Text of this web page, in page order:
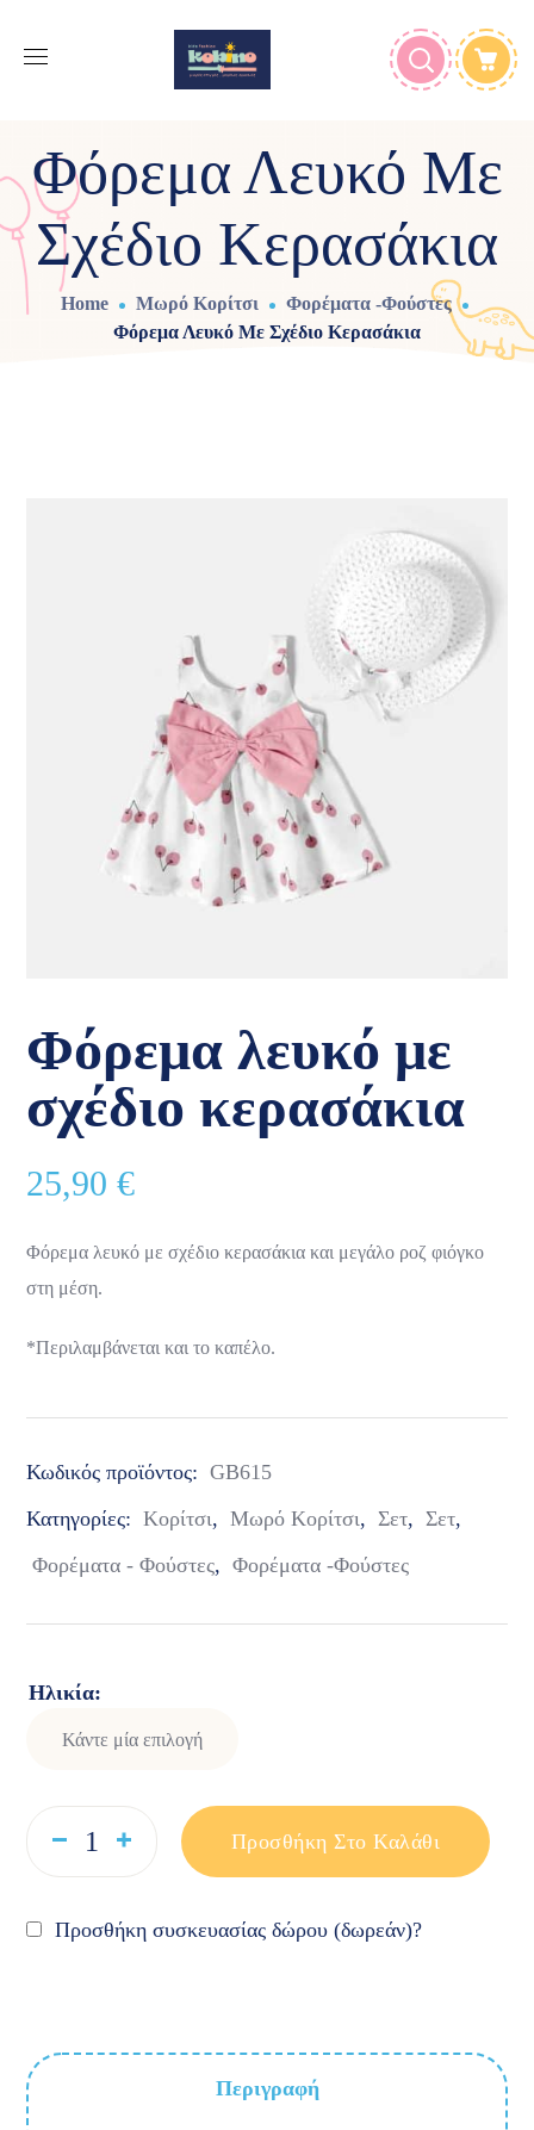
Φόρεμα Λευκό Με
Σχέδιο Κερασάκια
Home Μωρό Κορίτσι
Φορέματα -Φούστες
Φόρεμα Λευκό Με Σχέδιο Κερασάκια
Φόρεμα λευκό με
σχέδιο κερασάκια
25,90€
Φόρεμα λευκό με σχέδιο κερασάκια και μεγάλο ροζ φιόγκο
στη μέση.
*Περιλαμβάνεται και το καπέλο.
Κωδικός προϊόντος: GB615
Κατηγορίες: Κορίτσι, Μωρό Κορίτσι, Σετ, Σετ,
Φορέματα - Φούστες, Φορέματα -Φούστες
Ηλικία
Προσθήκη Στο Καλάθι
Προσθήκη συσκευασίας δώρου (δωρεάν)?
Περιγραφή